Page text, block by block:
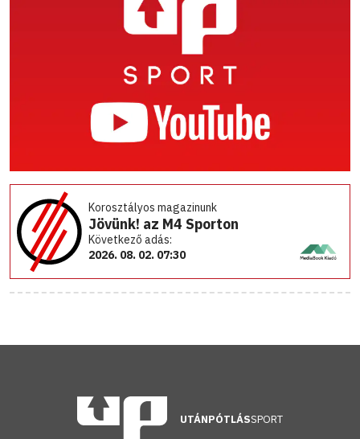
Korosztályos magazinunk
Jövünk! az M4 Sporton
Következő adás:
2026. 08. 02. 07:30
UTÁNPÓTLÁSSPORT